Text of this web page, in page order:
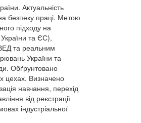
Актуальність
безпеку праці. Метою
підходу на
та ЄС),
та реальним
України та
Обґрунтовано
цехах. Визначено
навчання, перехід
від реєстрації
індустріальної